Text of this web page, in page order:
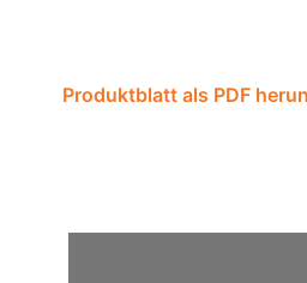
Produktblatt als PDF